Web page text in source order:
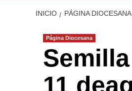
INICIO PÁGINA DIOCESANA
Página Diocesana
11